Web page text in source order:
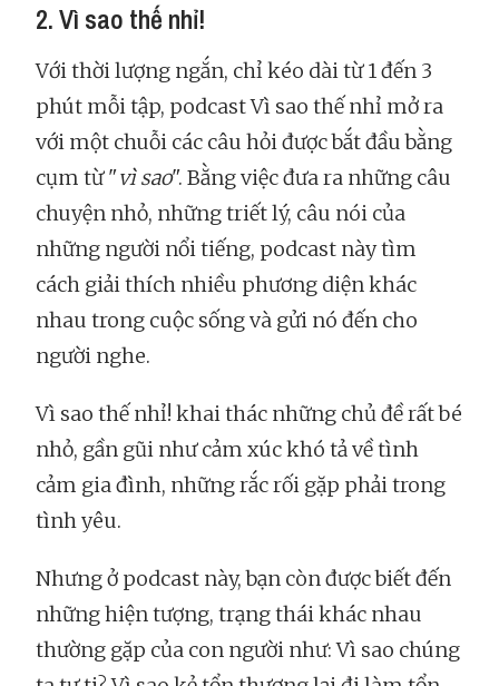
2. Vì sao thế nhỉ!
Với thời lượng ngắn, chỉ kéo dài từ 1 đến 3
phút mỗi tập, podcast Vì sao thế nhỉ mở ra
với một chuỗi các câu hỏi được bắt đầu bằng
cụm từ "vì sao". Bằng việc đưa ra những câu
chuyện nhỏ, những triết lý, câu nói của
những người nổi tiếng, podcast này tìm
cách giải thích nhiều phương diện khác
nhau trong cuộc sống và gửi nó đến cho
người nghe.
Vì sao thế nhỉ! khai thác những chủ đề rất bé
nhỏ, gần gũi như cảm xúc khó tả về tình
cảm gia đình, những rắc rối gặp phải trong
tình yêu.
Nhưng ở podcast này, bạn còn được biết đến
những hiện tượng, trạng thái khác nhau
thường gặp của con người như: Vì sao chúng